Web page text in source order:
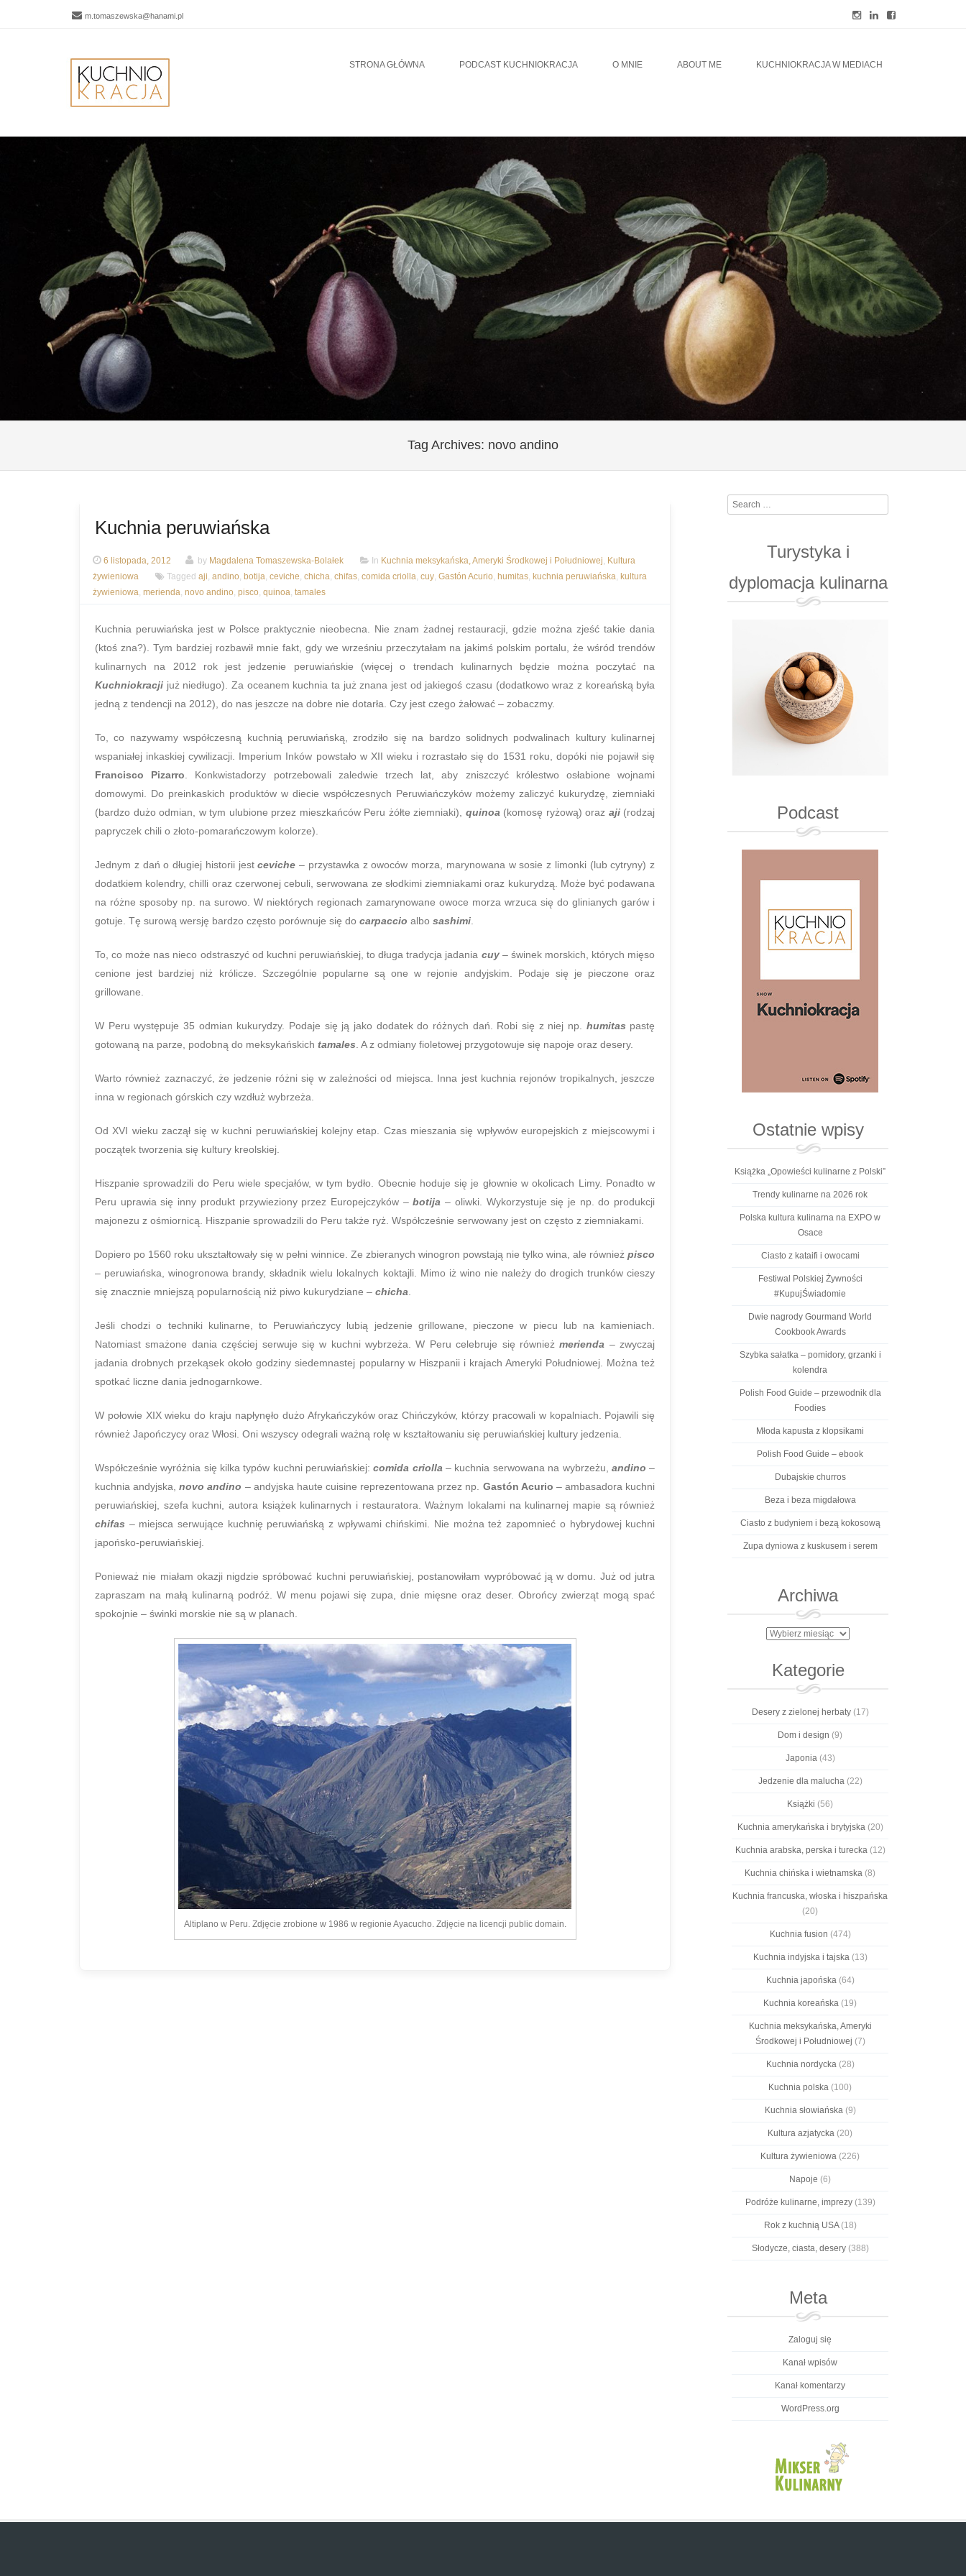
m.tomaszewska@hanami.pl
SKIP TO CONTENTSTRONA GŁÓWNA PODCAST KUCHNIOKRACJA O MNIE ABOUT ME KUCHNIOKRACJA W MEDIACH
Tag Archives: novo andino
Kuchnia peruwiańska
6 listopada, 2012 by Magdalena Tomaszewska-Bolałek In Kuchnia meksykańska, Ameryki Środkowej i Południowej, Kultura
żywieniowa
Tagged aji, andino, botija, ceviche, chicha, chifas, comida criolla, cuy, Gastón Acurio, humitas, kuchnia peruwiańska, kultura
żywieniowa, merienda, novo andino, pisco, quinoa, tamales
Kuchnia peruwiańska jest w Polsce praktycznie nieobecna. Nie znam żadnej restauracji, gdzie można zjeść takie dania
(ktoś zna?). Tym bardziej rozbawił mnie fakt, gdy we wrześniu przeczytałam na jakimś polskim portalu, że wśród trendów
kulinarnych na 2012 rok jest jedzenie peruwiańskie (więcej o trendach kulinarnych będzie można poczytać na
Kuchniokracji już niedługo). Za oceanem kuchnia ta już znana jest od jakiegoś czasu (dodatkowo wraz z koreańską była
jedną z tendencji na 2012), do nas jeszcze na dobre nie dotarła. Czy jest czego żałować – zobaczmy.
To, co nazywamy współczesną kuchnią peruwiańską, zrodziło się na bardzo solidnych podwalinach kultury kulinarnej
wspaniałej inkaskiej cywilizacji. Imperium Inków powstało w XII wieku i rozrastało się do 1531 roku, dopóki nie pojawił się
Francisco Pizarro . Konkwistadorzy potrzebowali zaledwie trzech lat, aby zniszczyć królestwo osłabione wojnami
domowymi. Do preinkaskich produktów w diecie współczesnych Peruwiańczyków możemy zaliczyć kukurydzę, ziemniaki
(bardzo dużo odmian, w tym ulubione przez mieszkańców Peru żółte ziemniaki), quinoa (komosę ryżową) oraz aji(rodzaj
papryczek chili o złoto-pomarańczowym kolorze).
Jednym z dań o długiej historii jestceviche – przystawka z owoców morza, marynowana w sosie z limonki (lub cytryny) z
dodatkiem kolendry, chilli oraz czerwonej cebuli, serwowana ze słodkimi ziemniakami oraz kukurydzą. Może być podawana
na różne sposoby np. na surowo. W niektórych regionach zamarynowane owoce morza wrzuca się do glinianych garów i
gotuje. Tę surową wersję bardzo często porównuje się do carpaccio albo sashimi
To, co może nas nieco odstraszyć od kuchni peruwiańskiej, to długa tradycja jadania cuy– świnek morskich, których mięso
cenione jest bardziej niż królicze. Szczególnie popularne są one w rejonie andyjskim. Podaje się je pieczone oraz
grillowane.
W Peru występuje 35 odmian kukurydzy. Podaje się ją jako dodatek do różnych dań. Robi się z niej np. humitas pastę
gotowaną na parze, podobną do meksykańskich tamales . A z odmiany fioletowej przygotowuje się napoje oraz desery.
Warto również zaznaczyć, że jedzenie różni się w zależności od miejsca. Inna jest kuchnia rejonów tropikalnych, jeszcze
inna w regionach górskich czy wzdłuż wybrzeża.
Od XVI wieku zaczął się w kuchni peruwiańskiej kolejny etap. Czas mieszania się wpływów europejskich z miejscowymi i
początek tworzenia się kultury kreolskiej.
Hiszpanie sprowadzili do Peru wiele specjałów, w tym bydło. Obecnie hoduje się je głownie w okolicach Limy. Ponadto w
Peru uprawia się inny produkt przywieziony przez Europejczyków –botija – oliwki. Wykorzystuje się je np. do produkcji
majonezu z ośmiornicą. Hiszpanie sprowadzili do Peru także ryż. Współcześnie serwowany jest on często z ziemniakami.
Dopiero po 1560 roku ukształtowały się w pełni winnice. Ze zbieranych winogron powstają nie tylko wina, ale równieżpisco
– peruwiańska, winogronowa brandy, składnik wielu lokalnych koktajli. Mimo iż wino nie należy do drogich trunków cieszy
się znacznie mniejszą popularnością niż piwo kukurydziane – chicha
Jeśli chodzi o techniki kulinarne, to Peruwiańczycy lubią jedzenie grillowane, pieczone w piecu lub na kamieniach.
Natomiast smażone dania częściej serwuje się w kuchni wybrzeża. W Peru celebruje się również merienda – zwyczaj
jadania drobnych przekąsek około godziny siedemnastej popularny w Hiszpanii i krajach Ameryki Południowej. Można też
spotkać liczne dania jednogarnkowe.
W połowie XIX wieku do kraju napłynęło dużo Afrykańczyków oraz Chińczyków, którzy pracowali w kopalniach. Pojawili się
również Japończycy oraz Włosi. Oni wszyscy odegrali ważną rolę w kształtowaniu się peruwiańskiej kultury jedzenia.
Współcześnie wyróżnia się kilka typów kuchni peruwiańskiej:comida criolla – kuchnia serwowana na wybrzeżu, andino –
kuchnia andyjska,novo andino – andyjska haute cuisine reprezentowana przez np. Gastón Acurio – ambasadora kuchni
peruwiańskiej, szefa kuchni, autora książek kulinarnych i restauratora. Ważnym lokalami na kulinarnej mapie są również
chifas – miejsca serwujące kuchnię peruwiańską z wpływami chińskimi. Nie można też zapomnieć o hybrydowej kuchni
japońsko-peruwiańskiej.
Ponieważ nie miałam okazji nigdzie spróbować kuchni peruwiańskiej, postanowiłam wypróbować ją w domu. Już od jutra
zapraszam na małą kulinarną podróż. W menu pojawi się zupa, dnie mięsne oraz deser. Obrońcy zwierząt mogą spać
spokojnie – świnki morskie nie są w planach.
Altiplano w Peru. Zdjęcie zrobione w 1986 w regionie Ayacucho. Zdjęcie na licencji public domain.
Search
Turystyka i
dyplomacja kulinarna
Podcast
Ostatnie wpisy
Książka „Opowieści kulinarne z Polski”
Trendy kulinarne na 2026 rok
Polska kultura kulinarna na EXPO w
Osace
Ciasto z kataifi i owocami
Festiwal Polskiej Żywności
#KupujŚwiadomie
Dwie nagrody Gourmand World
Cookbook Awards
Szybka sałatka – pomidory, grzanki i
kolendra
Polish Food Guide – przewodnik dla
Foodies
Młoda kapusta z klopsikami
Polish Food Guide – ebook
Dubajskie churros
Beza i beza migdałowa
Ciasto z budyniem i bezą kokosową
Zupa dyniowa z kuskusem i serem
Archiwa
Archiwa
Kategorie
Desery z zielonej herbaty(17)
Dom i design (9)
Japonia(43)
Jedzenie dla malucha(22)
Książki (56)
Kuchnia amerykańska i brytyjska(20)
Kuchnia arabska, perska i turecka(12)
Kuchnia chińska i wietnamska (8)
Kuchnia francuska, włoska i hiszpańska
(20)
Kuchnia fusion (474)
Kuchnia indyjska i tajska(13)
Kuchnia japońska(64)
Kuchnia koreańska (19)
Kuchnia meksykańska, Ameryki
Środkowej i Południowej (7)
Kuchnia nordycka(28)
Kuchnia polska (100)
Kuchnia słowiańska(9)
Kultura azjatycka (20)
Kultura żywieniowa (226)
Napoje (6)
Podróże kulinarne, imprezy(139)
Rok z kuchnią USA(18)
Słodycze, ciasta, desery(388)
Meta
Zaloguj się
Kanał wpisów
Kanał komentarzy
WordPress.org